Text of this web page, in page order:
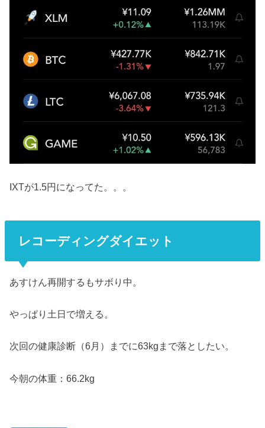
IXTが1.5円になってた。。。
レコーディングダイエット
あすけん再開するもサボり中。
やっぱり土日で増える。
次回の健康診断（6月）までに63kgまで落としたい。
今朝の体重：66.2kg